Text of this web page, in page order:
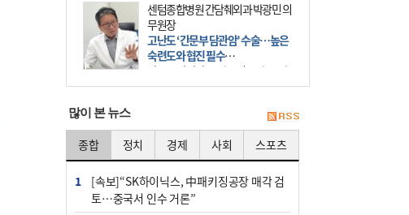
센텀종합병원 간담췌외과 박광민 의
무원장
고난도 ‘간문부 담관암’ 수술…높은
숙련도와 협진 필수
간문부 담관암(클라츠킨 종양)은 좌
우 간에서 나오는, 담관(담즙 배출 경
部)’에 생기는 악성 종양이다. 간동맥
문맥 림프절 담
많이 본 뉴스
종합 정치 경제 사회 스포츠
1
[속보]“SK하이닉스, 中패키징공장 매각 검
토…중국서 인수 거론”